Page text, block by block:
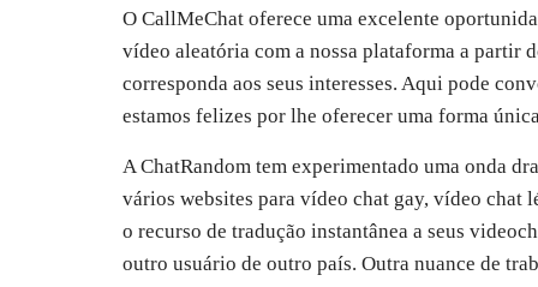
O CallMeChat oferece uma excelente
vídeo aleatória com a nossa plataforma a partir
corresponda aos seus interesses. Aqui pode
estamos felizes por lhe oferecer uma forma
A ChatRandom tem experimentado uma onda
vários websites para vídeo chat gay, vídeo chat
o recurso de tradução instantânea a seus
outro usuário de outro país. Outra nuance de